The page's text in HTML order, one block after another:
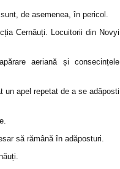
de asemenea, în pericol.
Cernăuți. Locuitorii din Novyi
aeriană și consecințele
un apel repetat de a se adăposti
să rămână în adăposturi.